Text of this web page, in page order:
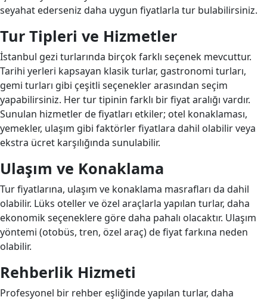
seyahat ederseniz daha uygun fiyatlarla tur bulabilirsiniz.
Tur Tipleri ve Hizmetler
İstanbul gezi turlarında birçok farklı seçenek mevcuttur.
Tarihi yerleri kapsayan klasik turlar, gastronomi turları,
gemi turları gibi çeşitli seçenekler arasından seçim
yapabilirsiniz. Her tur tipinin farklı bir fiyat aralığı vardır.
Sunulan hizmetler de fiyatları etkiler; otel konaklaması,
yemekler, ulaşım gibi faktörler fiyatlara dahil olabilir veya
ekstra ücret karşılığında sunulabilir.
Ulaşım ve Konaklama
Tur fiyatlarına, ulaşım ve konaklama masrafları da dahil
olabilir. Lüks oteller ve özel araçlarla yapılan turlar, daha
ekonomik seçeneklere göre daha pahalı olacaktır. Ulaşım
yöntemi (otobüs, tren, özel araç) de fiyat farkına neden
olabilir.
Rehberlik Hizmeti
Profesyonel bir rehber eşliğinde yapılan turlar, daha